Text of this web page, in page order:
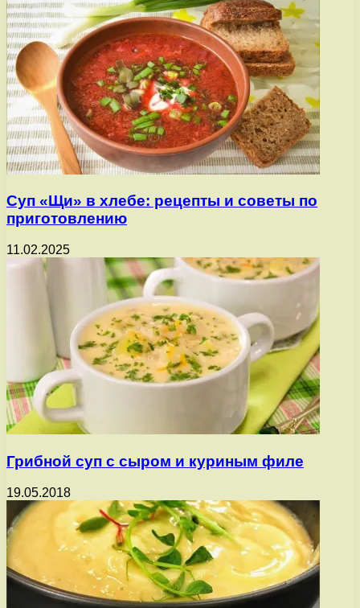
Суп «Щи» в хлебе: рецепты и советы по
приготовлению
11.02.2025
Грибной суп с сыром и куриным филе
19.05.2018